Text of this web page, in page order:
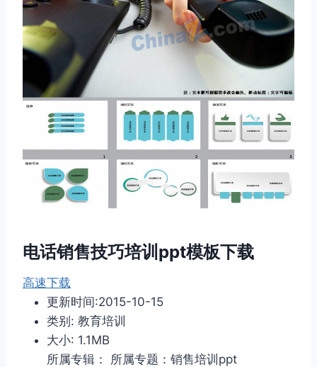
电话销售技巧培训ppt模板下载
高速下载
更新时间:2015-10-15
类别: 教育培训
大小: 1.1MB
所属专辑： 所属专题：销售培训ppt